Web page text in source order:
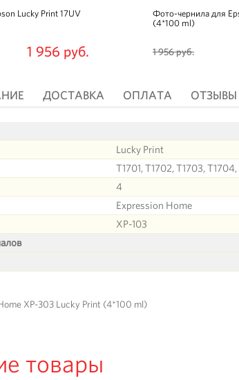
Lucky Print 17UV
1 956 руб.
Фото-чернила для
(4*100 ml)
1 956 руб.
ДОСТАВКА ОПЛАТА ОТЗЫВЫ
Lucky Print
T1701, T1702, T1703,
4
Expression Home
XP-103
XP-303 Lucky Print (4*100 ml)
товары